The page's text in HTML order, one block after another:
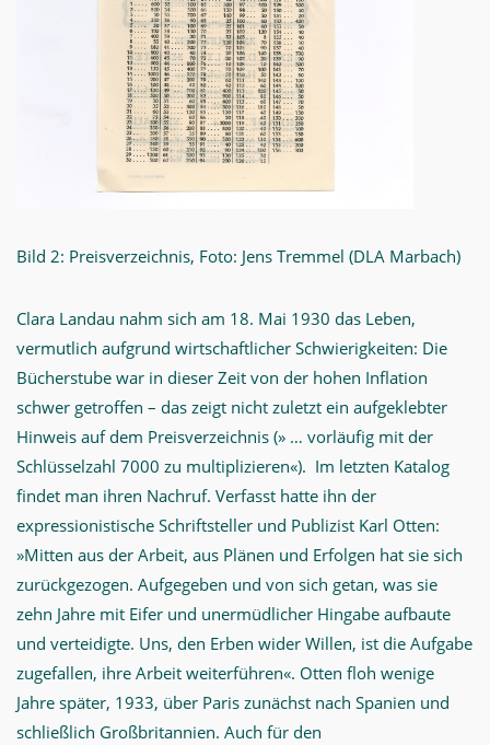
Bild 2: Preisverzeichnis, Foto: Jens Tremmel (DLA Marbach)
Clara Landau nahm sich am 18. Mai 1930 das Leben,
vermutlich aufgrund wirtschaftlicher Schwierigkeiten: Die
Bücherstube war in dieser Zeit von der hohen Inflation
schwer getroffen – das zeigt nicht zuletzt ein aufgeklebter
Hinweis auf dem Preisverzeichnis (» … vorläufig mit der
Schlüsselzahl 7000 zu multiplizieren«). Im letzten Katalog
findet man ihren Nachruf. Verfasst hatte ihn der
expressionistische Schriftsteller und Publizist Karl Otten:
»Mitten aus der Arbeit, aus Plänen und Erfolgen hat sie sich
zurückgezogen. Aufgegeben und von sich getan, was sie
zehn Jahre mit Eifer und unermüdlicher Hingabe aufbaute
und verteidigte. Uns, den Erben wider Willen, ist die Aufgabe
zugefallen, ihre Arbeit weiterführen«. Otten floh wenige
Jahre später, 1933, über Paris zunächst nach Spanien und
schließlich Großbritannien. Auch für den